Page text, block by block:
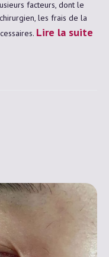
facteurs, dont le
les frais de la
Lire la suite